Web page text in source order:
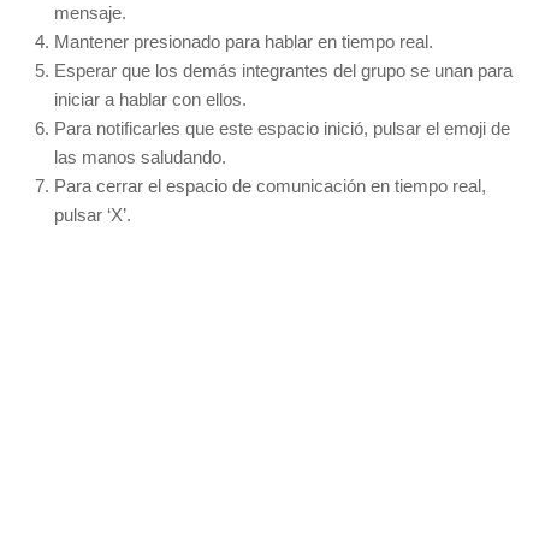
mensaje.
Mantener presionado para hablar en tiempo real.
Esperar que los demás integrantes del grupo se unan para
iniciar a hablar con ellos.
Para notificarles que este espacio inició, pulsar el emoji de
las manos saludando.
Para cerrar el espacio de comunicación en tiempo real,
pulsar ‘X’.